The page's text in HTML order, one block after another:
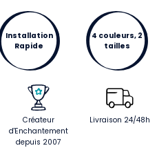
Installation
Rapide
4 couleurs, 2
tailles
Créateur
d'Enchantement
depuis 2007
Livraison 24/48h